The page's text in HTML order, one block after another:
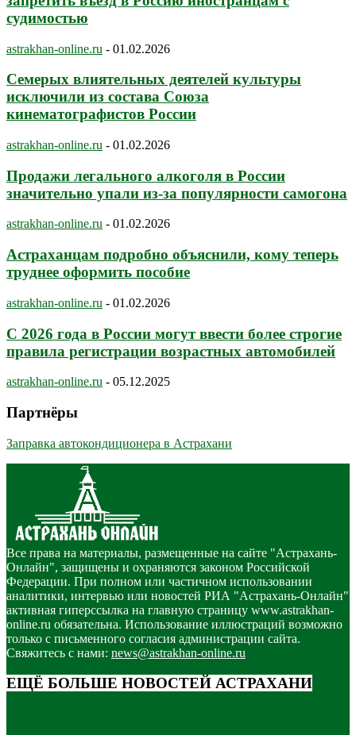
судимостью
astrakhan-online.ru - 01.02.2026
Семерых влиятельных деятелей культуры
исключили из состава Союза
кинематографистов России
astrakhan-online.ru - 01.02.2026
Продажи легального алкоголя в России
значительно упали из-за популярности самогона
astrakhan-online.ru - 01.02.2026
Астраханцам подробно объяснили, кому теперь
труднее оформить пособие
astrakhan-online.ru - 01.02.2026
С 2026 года в России могут ввести более строгие
правила регистрации возрастных автомобилей
astrakhan-online.ru - 05.12.2025
Партнёры
Заправка автокондиционера в Астрахани
Все права на материалы, размещенные на сайте "Астрахань-
Онлайн", защищены и охраняются законом Российской
Федерации. При полном или частичном использовании
аналитики, интервью или новостей РИА "Астрахань-Онлайн"
активная гиперссылка на главную страницу www.astrakhan-
online.ru обязательна. Использование иллюстраций возможно
только с письменного согласия администрации сайта.
Свяжитесь с нами: news@astrakhan-online.ru
ЕЩЁ БОЛЬШЕ НОВОСТЕЙ АСТРАХАНИ